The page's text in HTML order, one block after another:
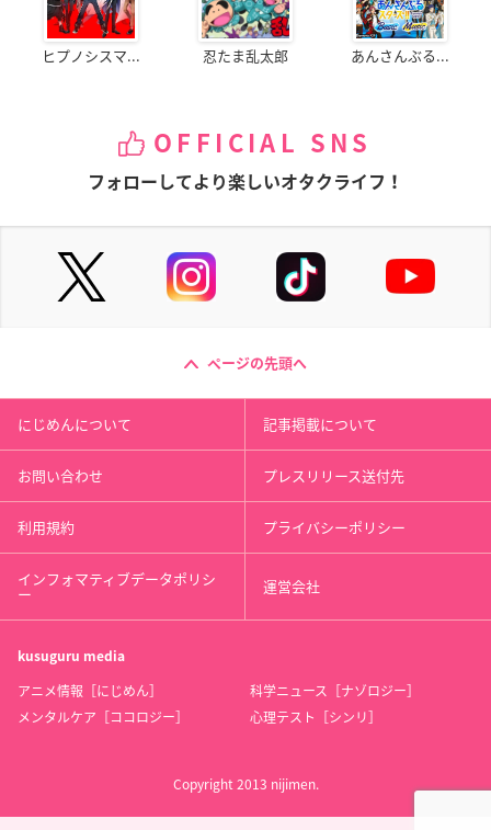
ヒプノシスマ... 忍たま乱太郎 あんさんぶる...
OFFICIAL SNS
フォローしてより楽しいオタクライフ！
ページの先頭へ
にじめんについて 記事掲載について
お問い合わせ プレスリリース送付先
利用規約 プライバシーポリシー
インフォマティブデータポリシ
ー 運営会社
kusuguru media
アニメ情報［にじめん］
科学ニュース［ナゾロジー］
メンタルケア［ココロジー］
心理テスト［シンリ］
Copyright 2013 nijimen.